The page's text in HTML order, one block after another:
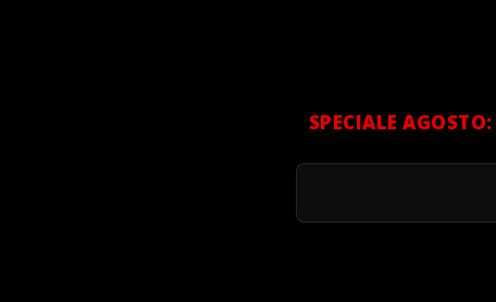
SPECIALE AGOSTO: